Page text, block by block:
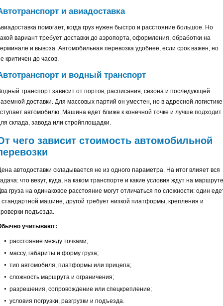
и авиадоставка
помогает, когда груз нужен быстро и расстояние большое. Но
вариант требует доставки до аэропорта, оформления, обработки на
и вывоза. Автомобильная перевозка удобнее, если срок важен, но
критичен до часов.
и водный транспорт
транспорт зависит от портов, расписания, сезона и последующей
доставки. Для массовых партий он уместен, но в адресной логистике
автомобилю. Машина едет ближе к конечной точке и лучше подходит
склада, завода или стройплощадки.
чего зависит стоимость автомобильной
автодоставки складывается не из одного параметра. На итог влияет вся
что везут, куда, на каком транспорте и какие условия ждут на
груза на одинаковое расстояние могут отличаться по сложности: один
стандартной машине, другой требует низкой платформы, крепления и
подъезда.
учитывают:
расстояние между точками;
массу, габариты и форму груза;
тип автомобиля, платформы или прицепа;
сложность маршрута и ограничения;
разрешения, сопровождение или спецкрепление;
условия погрузки, разгрузки и подъезда.